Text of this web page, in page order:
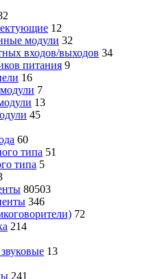
12
модули 32
входов/выходов 34
питания 9
16
7
13
45
60
типа 51
типа 5
80503
346
72
214
13
241